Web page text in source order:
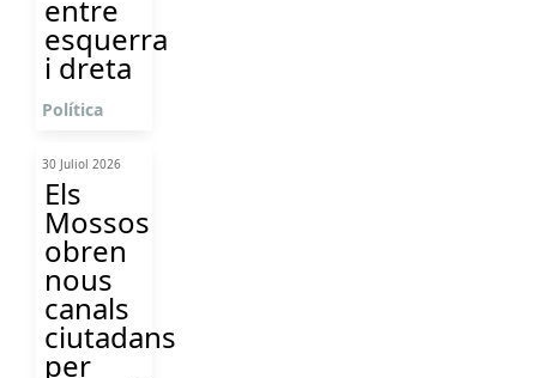
entre
esquerra
i dreta
Política
30 Juliol 2026
Els
Mossos
obren
nous
canals
ciutadans
per